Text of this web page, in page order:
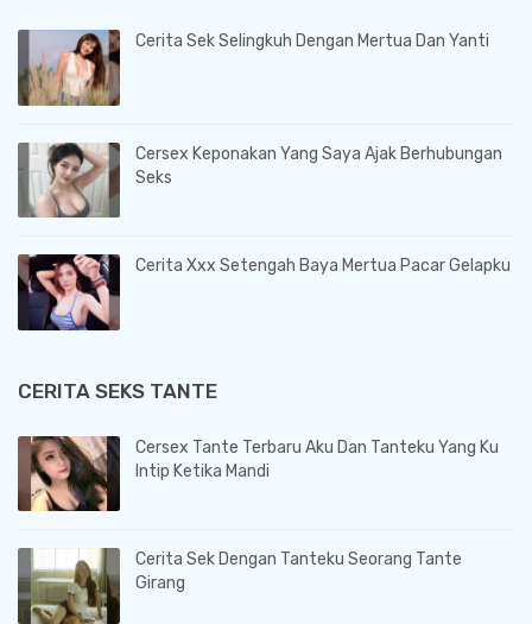
Cerita Sek Selingkuh Dengan Mertua Dan Yanti
Cersex Keponakan Yang Saya Ajak Berhubungan
Seks
Cerita Xxx Setengah Baya Mertua Pacar Gelapku
CERITA SEKS TANTE
Cersex Tante Terbaru Aku Dan Tanteku Yang Ku
Intip Ketika Mandi
Cerita Sek Dengan Tanteku Seorang Tante
Girang